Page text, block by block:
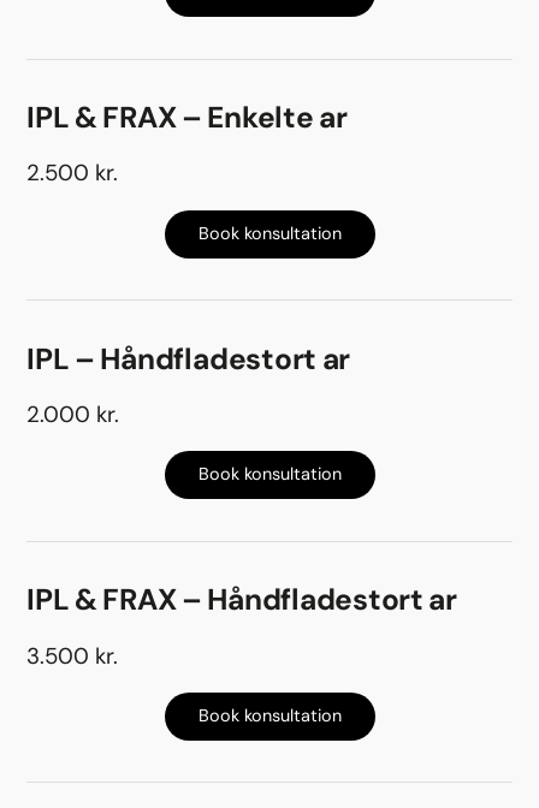
IPL & FRAX – Enkelte ar
2.500 kr.
Book konsultation
IPL – Håndfladestort ar
2.000 kr.
Book konsultation
IPL & FRAX – Håndfladestort ar
3.500 kr.
Book konsultation